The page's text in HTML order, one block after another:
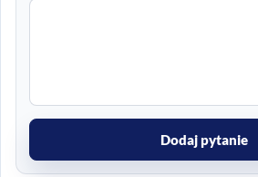
Dodaj pytanie